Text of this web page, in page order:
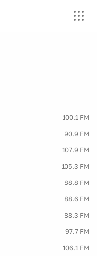
100.1 FM
90.9 FM
107.9 FM
105.3 FM
88.8 FM
88.6 FM
88.3 FM
97.7 FM
106.1 FM